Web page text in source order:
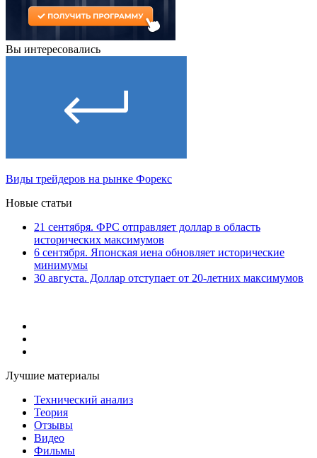
Вы интересовались
Виды трейдеров на рынке Форекс
Новые статьи
21 сентября. ФРС отправляет доллар в область
исторических максимумов
6 сентября. Японская иена обновляет исторические
минимумы
30 августа. Доллар отступает от 20-летних максимумов
Лучшие материалы
Технический анализ
Теория
Отзывы
Видео
Фильмы